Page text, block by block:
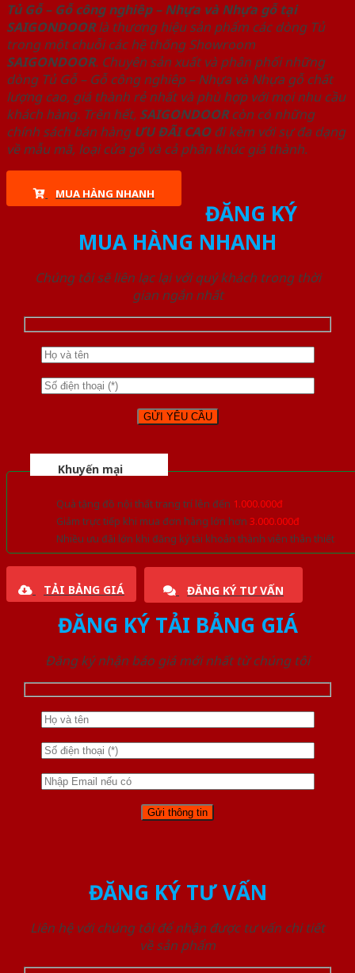
Tủ Gỗ – Gỗ công nghiêp – Nhựa và Nhựa gỗ tại
SAIGONDOORlà thương hiệu sản phẩm các dòng Tủ
trong một chuỗi các hệ thống Showroom
SAIGONDOOR. Chuyên sản xuất và phân phối những
dòng Tủ Gỗ – Gỗ công nghiêp – Nhựa và Nhựa gỗ chất
lượng cao, giá thành rẻ nhất và phù hợp với mọi nhu cầu
khách hàng. Trên hết, SAIGONDOORcòn có những
chính sách bán hàng ƯU ĐÃI CAOđi kèm với sự đa dạng
về mẫu mã, loại cửa gỗ và cả phân khúc giá thành.
MUA HÀNG NHANH
ĐĂNG KÝ
MUA HÀNG NHANH
Chúng tôi sẽ liên lạc lại với quý khách trong thời
gian ngắn nhất
Khuyến mại
Quà tặng đồ nội thất trang trí lên đến 1.000.000đ
Giảm trực tiếp khi mua đơn hàng lớn hơn 3.000.000đ
Nhiều ưu đãi lớn khi đăng ký tài khoản thành viên thân thiết
TẢI BẢNG GIÁ ĐĂNG KÝ TƯ VẤN
ĐĂNG KÝ TẢI BẢNG GIÁ
Đăng ký nhận báo giá mới nhất từ chúng tôi
ĐĂNG KÝ TƯ VẤN
Liên hệ với chúng tôi để nhận được tư vấn chi tiết
về sản phẩm